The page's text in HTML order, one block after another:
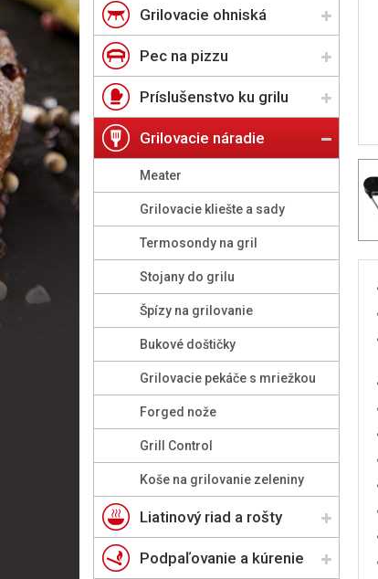
Grilovacie ohniská
Pec na pizzu
Príslušenstvo ku grilu
Grilovacie náradie
Meater
Grilovacie kliešte a sady
Termosondy na gril
Stojany do grilu
Špízy na grilovanie
Bukové doštičky
Grilovacie pekáče s mriežkou
Forged nože
Grill Control
Koše na grilovanie zeleniny
Liatinový riad a rošty
Podpaľovanie a kúrenie